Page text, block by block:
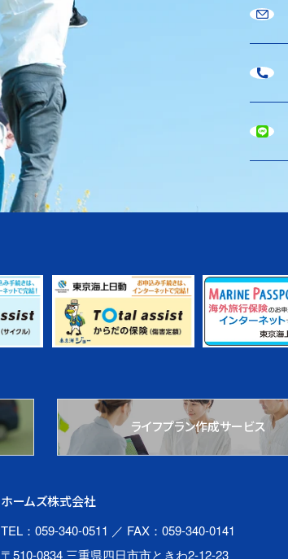
ライフプラン作成サービス
ホームズ株式会社
TEL：059-340-0511 ／ FAX：059-340-0141
〒510-0834 三重県四日市市ときわ2-12-23